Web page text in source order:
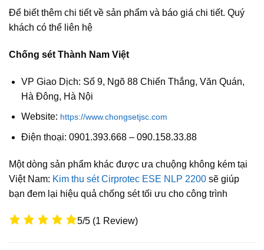
Để biết thêm chi tiết về sản phẩm và báo giá chi tiết. Quý
khách có thể liên hệ
Chống sét Thành Nam Việt
VP Giao Dịch: Số 9, Ngõ 88 Chiến Thắng, Văn Quán,
Hà Đông, Hà Nội
Website: https://www.chongsetjsc.com
Điện thoại: 0901.393.668 – 090.158.33.88
Một dòng sản phẩm khác được ưa chuộng không kém tại
Việt Nam: Kim thu sét Cirprotec ESE NLP 2200 sẽ giúp
bạn đem lại hiệu quả chống sét tối ưu cho công trình
5/5 (1 Review)